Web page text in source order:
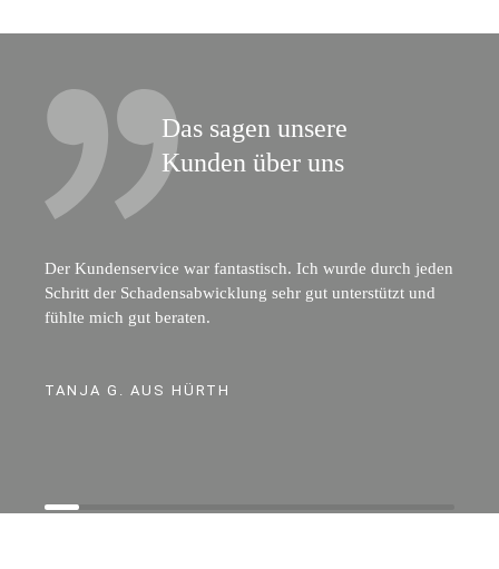
Das sagen unsere
Kunden über uns
Der Kundenservice war fantastisch. Ich wurde durch jeden
Schritt der Schadensabwicklung sehr gut unterstützt und
fühlte mich gut beraten.
TANJA G. AUS HÜRTH